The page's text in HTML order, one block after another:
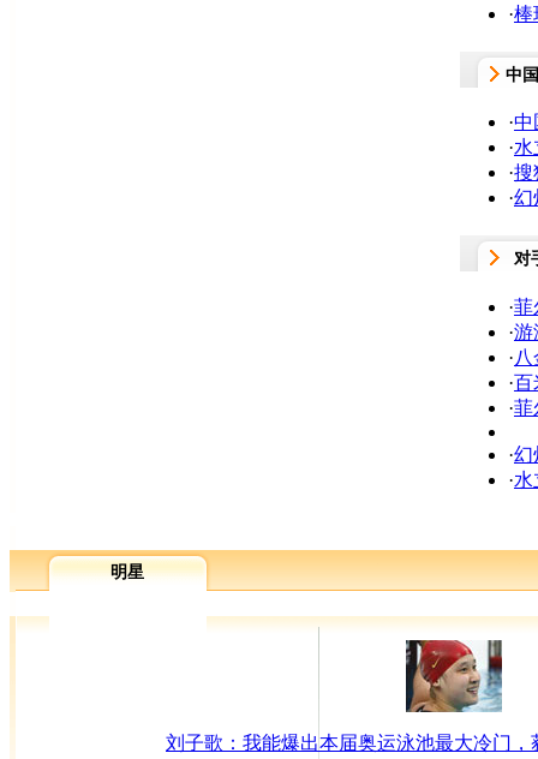
·棒
中
·中
·水
·搜
·幻
对
·菲
·游
·
·百
·菲
·幻
·水
明星
刘子歌：我能爆出本届奥运泳池最大冷门